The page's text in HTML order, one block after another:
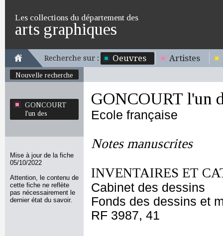
Les collections du département des
arts graphiques
Recherche sur : Oeuvres Artistes
Nouvelle recherche
GONCOURT
l'un des
Mise à jour de la fiche
05/10/2022
Attention, le contenu de
cette fiche ne reflète
pas nécessairement le
dernier état du savoir.
GONCOURT l'un
Ecole française
Notes manuscrites
INVENTAIRES ET
Cabinet des dessins
Fonds des dessins et
RF 3987, 41